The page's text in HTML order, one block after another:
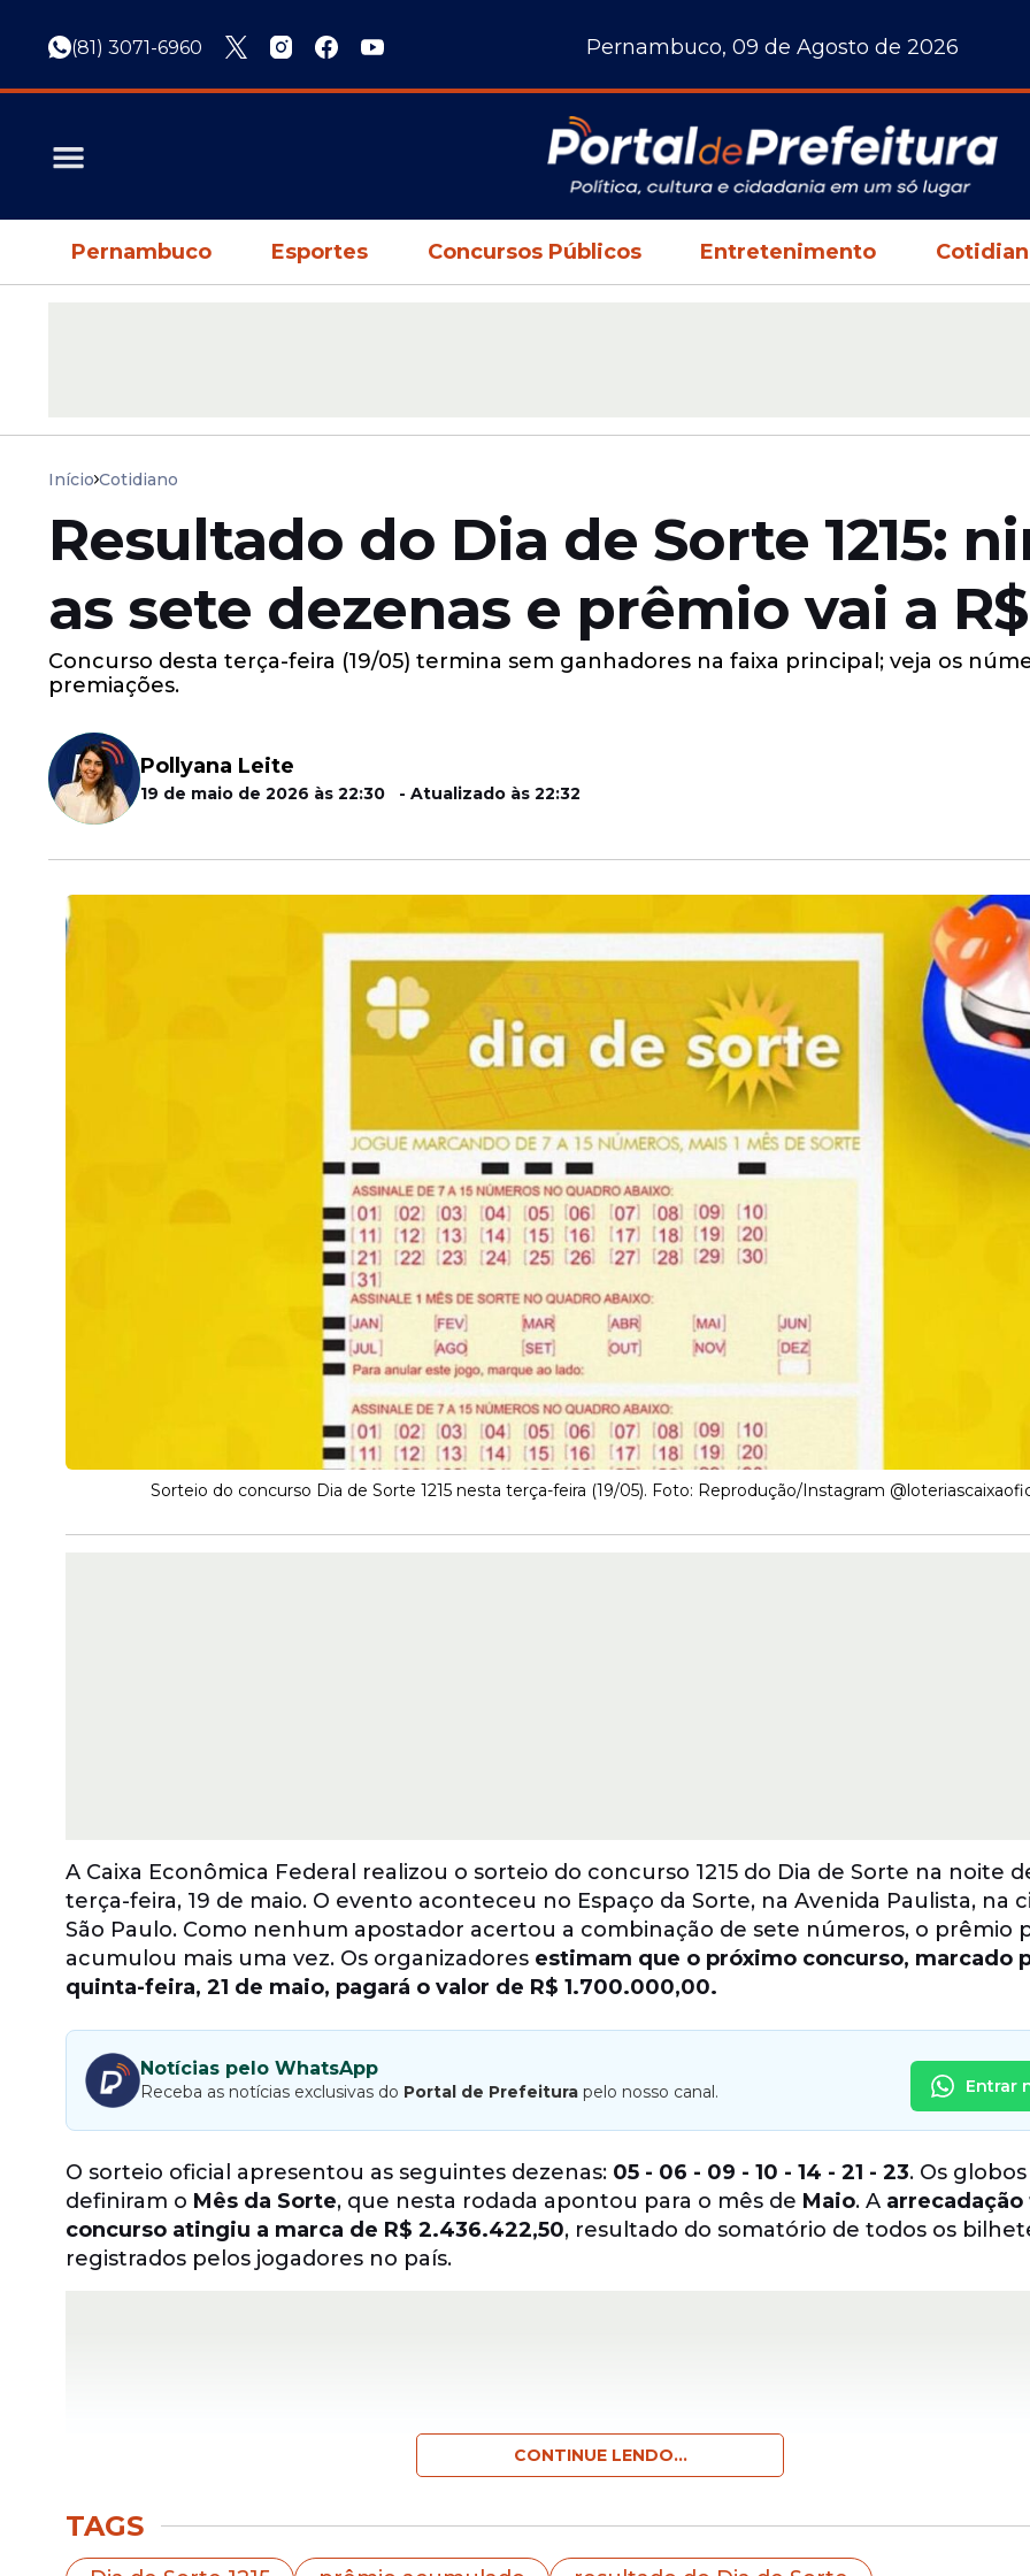
(81) 3071-6960 Pernambuco, 09 de Agosto de 2026
Pernambuco Esportes Concursos Públicos Entretenimento
Início Cotidiano
Resultado do Dia de Sorte 1215:
as sete dezenas e prêmio vai a
Concurso desta terça-feira (19/05) termina sem ganhadores na faixa principal; veja os
premiações.
Pollyana Leite
19 de maio de 2026 às 22:30 - Atualizado às 22:32
Sorteio do concurso Dia de Sorte 1215 nesta terça-feira (19/05). Foto: Reprodução/Instagram
A Caixa Econômica Federal realizou o sorteio do concurso 1215 do Dia de Sorte na noite
terça-feira, 19 de maio. O evento aconteceu no Espaço da Sorte, na Avenida Paulista, na
São Paulo. Como nenhum apostador acertou a combinação de sete números, o prêmio
acumulou mais uma vez. Os organizadores estimam que o próximo concurso, marcado
quinta-feira, 21 de maio, pagará o valor de R$ 1.700.000,00.
Notícias pelo WhatsApp
Receba as notícias exclusivas do Portal de Prefeitura pelo nosso canal. Entrar
O sorteio oficial apresentou as seguintes dezenas: 05 - 06 - 09 - 10 - 14 - 21 - 23. Os
definiram o Mês da Sorte, que nesta rodada apontou para o mês de Maio. A
concurso atingiu a marca de R$ 2.436.422,50, resultado do somatório de todos os
registrados pelos jogadores no país.
CONTINUE LENDO...
TAGS